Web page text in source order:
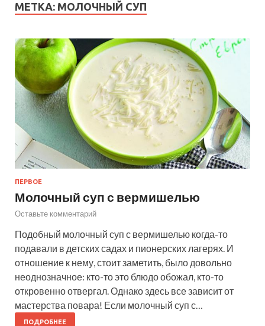
МЕТКА: МОЛОЧНЫЙ СУП
ПЕРВОЕ
Молочный суп с вермишелью
Оставьте комментарий
Подобный молочный суп с вермишелью когда-то
подавали в детских садах и пионерских лагерях. И
отношение к нему, стоит заметить, было довольно
неоднозначное: кто-то это блюдо обожал, кто-то
откровенно отвергал. Однако здесь все зависит от
мастерства повара! Если молочный суп с…
ПОДРОБНЕЕ